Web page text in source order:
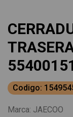
Codigo:
Marca: JAECOO